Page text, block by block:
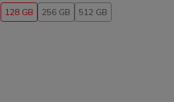
128 GB 256 GB 512 GB